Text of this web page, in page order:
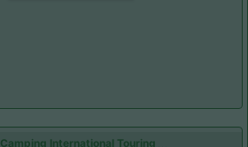
Camping International Touring